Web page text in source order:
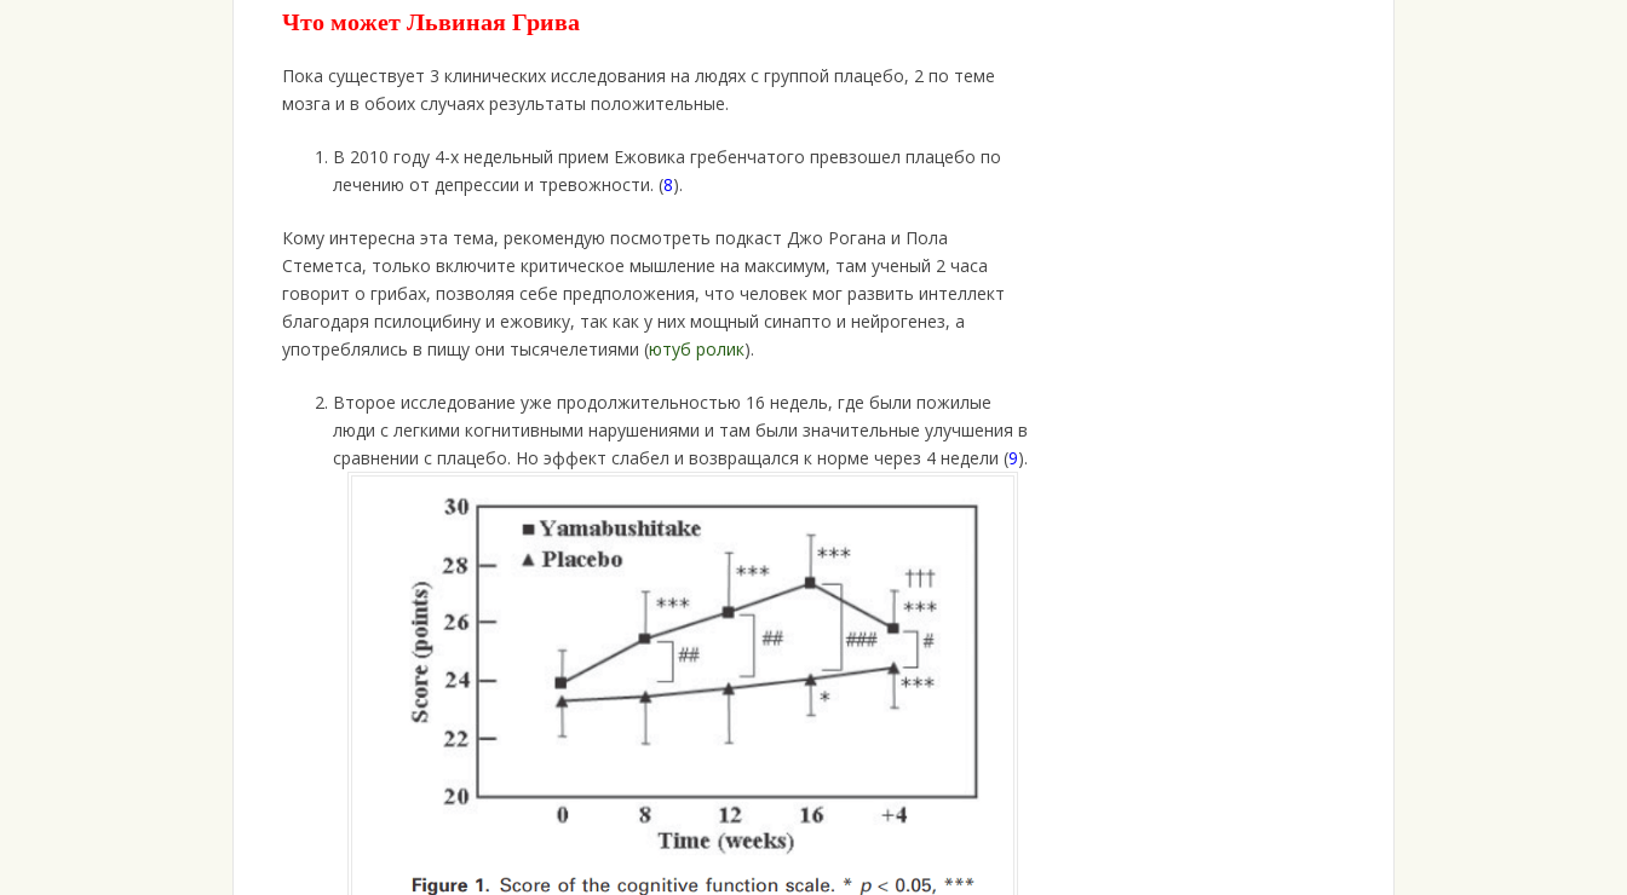
Что может Львиная Грива
Пока существует 3 клинических исследования на людях с группой плацебо, 2 по теме
мозга и в обоих случаях результаты положительные.
В 2010 году 4-х недельный прием Ежовика гребенчатого превзошел плацебо по
лечению от депрессии и тревожности. (8).
Кому интересна эта тема, рекомендую посмотреть подкаст Джо Рогана и Пола
Стеметса, только включите критическое мышление на максимум, там ученый 2 часа
говорит о грибах, позволяя себе предположения, что человек мог развить интеллект
благодаря псилоцибину и ежовику, так как у них мощный синапто и нейрогенез, а
употреблялись в пищу они тысячелетиями (ютуб ролик).
Второе исследование уже продолжительностью 16 недель, где были пожилые
люди с легкими когнитивными нарушениями и там были значительные улучшения в
сравнении с плацебо. Но эффект слабел и возвращался к норме через 4 недели (9).